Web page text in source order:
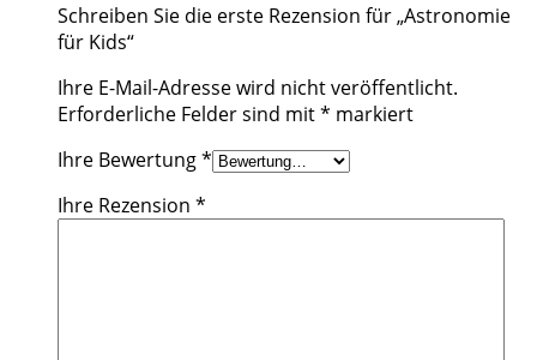
Schreiben Sie die erste Rezension für „Astronomie
für Kids“
Ihre E-Mail-Adresse wird nicht veröffentlicht.
Erforderliche Felder sind mit* markiert
Ihre Bewertung*
Ihre Rezension *